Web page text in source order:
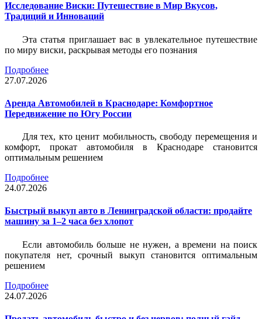
Исследование Виски: Путешествие в Мир Вкусов,
Традиций и Инноваций
Эта статья приглашает вас в увлекательное путешествие
по миру виски, раскрывая методы его познания
Подробнее
27.07.2026
Аренда Автомобилей в Краснодаре: Комфортное
Передвижение по Югу России
Для тех, кто ценит мобильность, свободу перемещения и
комфорт, прокат автомобиля в Краснодаре становится
оптимальным решением
Подробнее
24.07.2026
Быстрый выкуп авто в Ленинградской области: продайте
машину за 1–2 часа без хлопот
Если автомобиль больше не нужен, а времени на поиск
покупателя нет, срочный выкуп становится оптимальным
решением
Подробнее
24.07.2026